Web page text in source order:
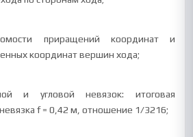
приращений координат и
координат вершин хода;
и угловой невязок: итоговая
f = 0,42 м, отношение 1/3216;